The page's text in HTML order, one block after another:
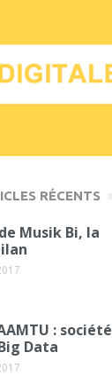
RÉCENTS
Musik Bi, la
: société
Data